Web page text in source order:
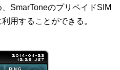
SmarToneのプリペイドSIM
用することができる。